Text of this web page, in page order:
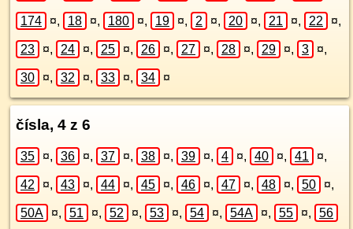
174 ¤, 18 ¤, 180 ¤, 19 ¤, 2 ¤, 20 ¤, 21 ¤, 22 ¤,
23 ¤, 24 ¤, 25 ¤, 26 ¤, 27 ¤, 28 ¤, 29 ¤, 3 ¤,
30 ¤, 32 ¤, 33 ¤, 34 ¤
čísla, 4 z 6
35 ¤, 36 ¤, 37 ¤, 38 ¤, 39 ¤, 4 ¤, 40 ¤, 41 ¤,
42 ¤, 43 ¤, 44 ¤, 45 ¤, 46 ¤, 47 ¤, 48 ¤, 50 ¤,
50A ¤, 51 ¤, 52 ¤, 53 ¤, 54 ¤, 54A ¤, 55 ¤, 56